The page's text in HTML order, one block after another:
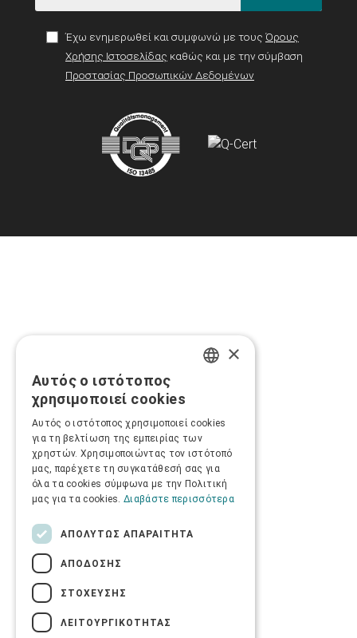
Έχω ενημερωθεί και συμφωνώ με τους Όρους
Χρήσης Ιστοσελίδας καθώς και με την σύμβαση
Προστασίας Προσωπικών Δεδομένων
×
Αυτός ο ιστότοπος
χρησιμοποιεί cookies
Αυτός ο ιστότοπος χρησιμοποιεί cookies
για τη βελτίωση της εμπειρίας των
χρηστών. Χρησιμοποιώντας τον ιστότοπό
μας, παρέχετε τη συγκατάθεσή σας για
όλα τα cookies σύμφωνα με την Πολιτική
μας για τα cookies. Διαβάστε περισσότερα
ΑΠΟΛΎΤΩΣ ΑΠΑΡΑΊΤΗΤΑ
ΑΠΌΔΟΣΗΣ
ΣΤΌΧΕΥΣΗΣ
ΛΕΙΤΟΥΡΓΙΚΌΤΗΤΑΣ